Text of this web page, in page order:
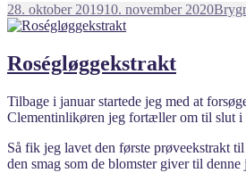
Udgivet
i
28. oktober 201910. november 2020
Roségløggekstrakt
Tilbage i januar startede jeg med at
Clementinlikøren jeg fortæller om til slut
Så fik jeg lavet den første prøveekstrakt
den smag som de blomster giver til